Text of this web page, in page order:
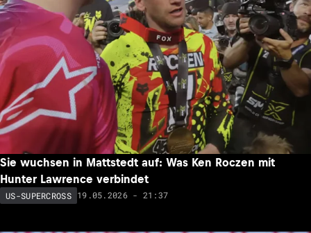
Sie wuchsen in Mattstedt auf: Was Ken Roczen mit
Hunter Lawrence verbindet
US-SUPERCROSS 19.05.2026 - 21:37